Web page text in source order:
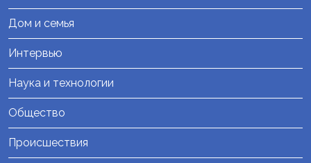
Дом и семья
Интервью
Наука и технологии
Общество
Происшествия